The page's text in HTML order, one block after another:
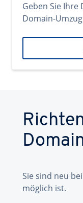
Geben Sie Ihre
Domain-
Sie sind neu
möglich ist.